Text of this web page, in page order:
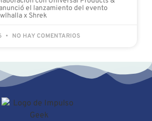
el lanzamiento del evento
x Shrek
NO HAY COMENTARIOS